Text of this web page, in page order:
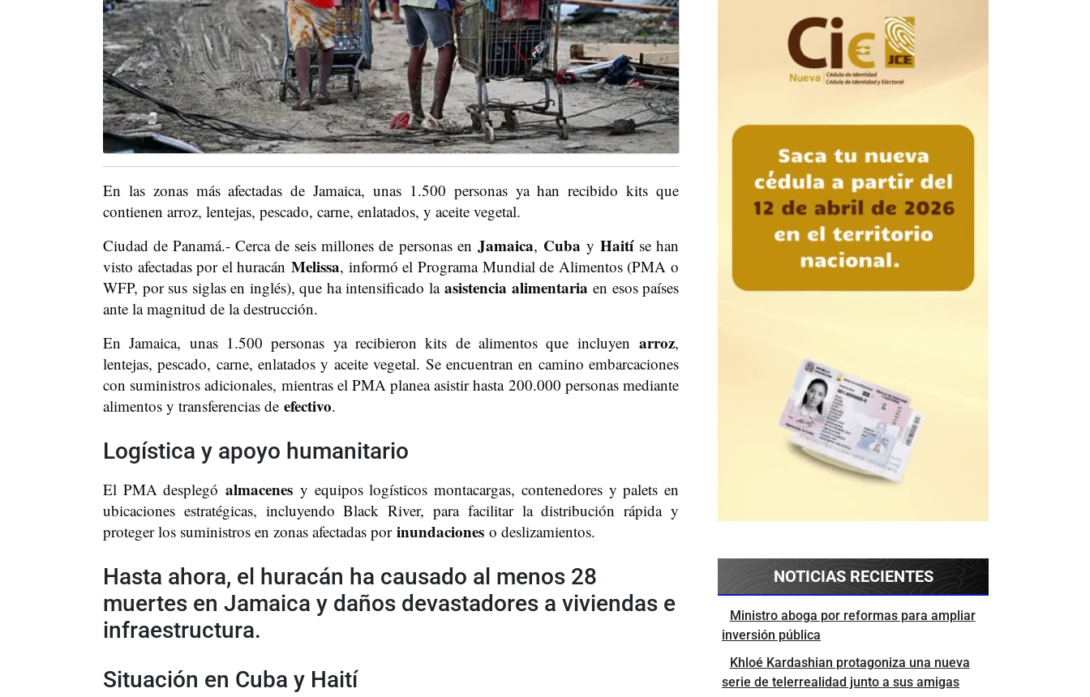
En las zonas más afectadas de Jamaica, unas 1.500 personas ya han recibido kits que
contienen arroz, lentejas, pescado, carne, enlatados, y aceite vegetal.
Ciudad de Panamá.- Cerca de seis millones de personas en Jamaica, Cuba y Haitíse han
visto afectadas por el huracánMelissa, informó el Programa Mundial de Alimentos (PMA o
WFP, por sus siglas en inglés), que ha intensificado la asistencia alimentaria en esos países
ante la magnitud de la destrucción.
En Jamaica, unas 1.500 personas ya recibieron kits de alimentos que incluyen arroz,
lentejas, pescado, carne, enlatados y aceite vegetal. Se encuentran en camino embarcaciones
con suministros adicionales, mientras el PMA planea asistir hasta 200.000 personas mediante
alimentos y transferencias de efectivo.
Logística y apoyo humanitario
El PMA desplegóalmacenes y equipos logísticos montacargas, contenedores y palets en
ubicaciones estratégicas, incluyendo Black River, para facilitar la distribución rápida y
proteger los suministros en zonas afectadas por inundaciones o deslizamientos.
Hasta ahora, el huracán ha causado al menos 28
muertes en Jamaica y daños devastadores a viviendas e
infraestructura.
Situación en Cuba y Haití
NOTICIAS RECIENTES
Ministro aboga por reformas para ampliar
inversión pública
Khloé Kardashian protagoniza una nueva
serie de telerrealidad junto a sus amigas